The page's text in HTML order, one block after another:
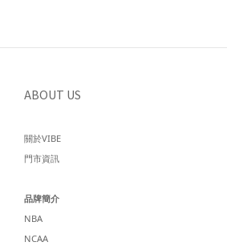
ABOUT US
關於VIBE
門市資訊
品牌簡介
NBA
NCAA